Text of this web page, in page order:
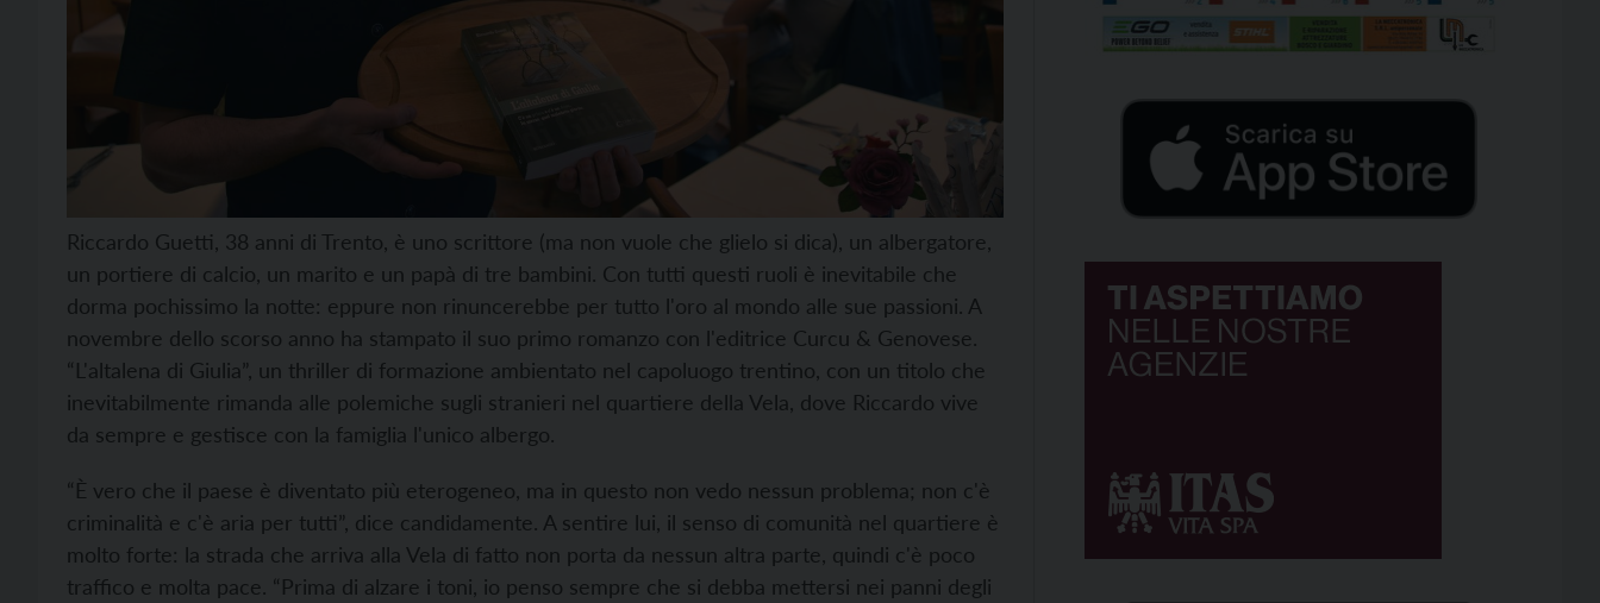
Riccardo Guetti, 38 anni di Trento, è uno scrittore (ma non vuole che glielo si dica), un albergatore,
un portiere di calcio, un marito e un papà di tre bambini. Con tutti questi ruoli è inevitabile che
dorma pochissimo la notte: eppure non rinuncerebbe per tutto l'oro al mondo alle sue passioni. A
novembre dello scorso anno ha stampato il suo primo romanzo con l'editrice Curcu & Genovese.
“L'altalena di Giulia”, un thriller di formazione ambientato nel capoluogo trentino, con un titolo che
inevitabilmente rimanda alle polemiche sugli stranieri nel quartiere della Vela, dove Riccardo vive
da sempre e gestisce con la famiglia l'unico albergo.
“È vero che il paese è diventato più eterogeneo, ma in questo non vedo nessun problema; non c'è
criminalità e c'è aria per tutti”, dice candidamente. A sentire lui, il senso di comunità nel quartiere è
molto forte: la strada che arriva alla Vela di fatto non porta da nessun altra parte, quindi c'è poco
traffico e molta pace. “Prima di alzare i toni, io penso sempre che si debba mettersi nei panni degli